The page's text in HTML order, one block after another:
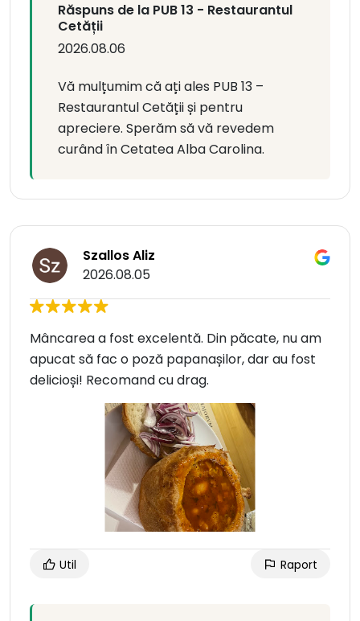
Răspuns de la PUB 13 - Restaurantul
Cetății
2026.08.06
Vă mulțumim că ați ales PUB 13 –
Restaurantul Cetății și pentru
apreciere. Sperăm să vă revedem
curând în Cetatea Alba Carolina.
Szallos Aliz
2026.08.05
Mâncarea a fost excelentă. Din păcate, nu am
apucat să fac o poză papanașilor, dar au fost
delicioși! Recomand cu drag.
Util Raport